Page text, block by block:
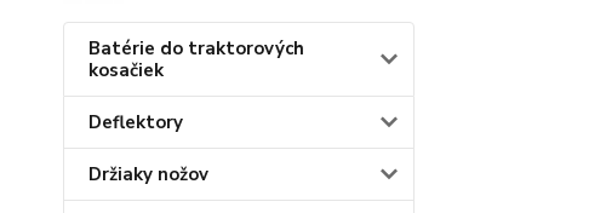
Batérie do traktorových
kosačiek
Deflektory
Držiaky nožov